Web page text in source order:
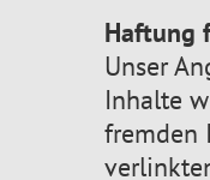
Haftung
Unser
Inhalte
fremden